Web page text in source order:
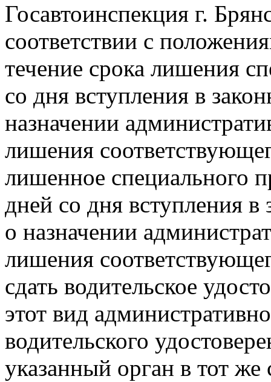
Госавтоинспекция г.
соответствии с
течение срока лишения
со дня вступления в
назначении
лишения
лишенное специального
дней со дня вступления
о назначении
лишения
сдать водительское
этот вид
водительского
указанный орган в тот же